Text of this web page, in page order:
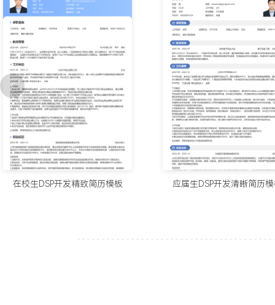
释算法性能指标，缩短联合调试周期XXX天。
6.文档输出：维护所负责算法模块的设计文档、版本记录和测试报告
和集成checklist，推动团队开发规范落地；总结性能优化案例形成内
纳为XXX项标准操作流程。
工作业绩：
1.独立完成XX个车载降噪与通话增强算法的DSP移植与优化，全部
量产项目。
2.主导的XXX型号耳机主控DSP性能优化项目，将关键语音处理链路
XXX毫秒。
3.累计维护和升级XX个已量产产品的DSP固件，处理并关闭XXX个以
4.输出的优化案例与设计文档，帮助新入职同事平均上手时间缩短
在校生DSP开发精致简历模板 应届生DSP开发清晰简历